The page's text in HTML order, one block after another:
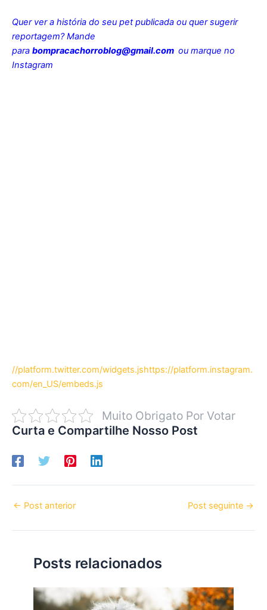
Quer ver a história do seu pet publicada ou quer sugerir
reportagem? Mande
para bompracachorroblog@gmail.com ou marque no
Instagram
//platform.twitter.com/widgets.jshttps://platform.instagram.
com/en_US/embeds.js
Muito Obrigato Por Votar
Curta e Compartilhe Nosso Post
← Post anterior Post seguinte →
Posts relacionados